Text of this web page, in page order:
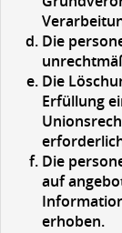
Die
Die
Erfüllung
Die
auf
erhoben.